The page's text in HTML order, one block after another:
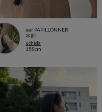
ear PAPILLONNER
本部
uchida
158cm